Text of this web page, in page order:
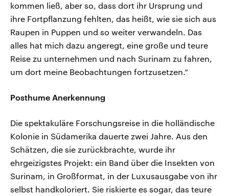
kommen ließ, aber so, dass dort ihr Ursprung und
ihre Fortpflanzung fehlten, das heißt, wie sie sich aus
Raupen in Puppen und so weiter verwandeln. Das
alles hat mich dazu angeregt, eine große und teure
Reise zu unternehmen und nach Surinam zu fahren,
um dort meine Beobachtungen fortzusetzen.“
Posthume Anerkennung
Die spektakuläre Forschungsreise in die holländische
Kolonie in Südamerika dauerte zwei Jahre. Aus den
Schätzen, die sie zurückbrachte, wurde ihr
ehrgeizigstes Projekt: ein Band über die Insekten von
Surinam, in Großformat, in der Luxusausgabe von ihr
selbst handkoloriert. Sie riskierte es sogar, das teure